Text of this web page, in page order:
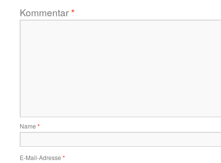
Kommentar*
Name *
E-Mail-Adresse *